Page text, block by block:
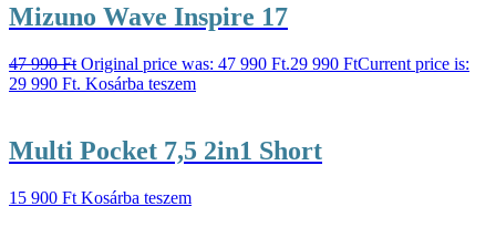
Mizuno Wave Inspire 17
47 990Ft Original price was: 47 990 Ft.29 990 FtCurrent price is:
29 990 Ft. Kosárba teszem
Multi Pocket 7,5 2in1 Short
15 900 Ft Kosárba teszem